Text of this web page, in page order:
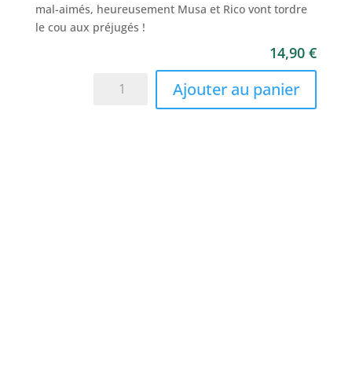
mal-aimés, heureusement Musa et Rico vont tordre
le cou aux préjugés !
14,90€
quantité
Ajouter au panier